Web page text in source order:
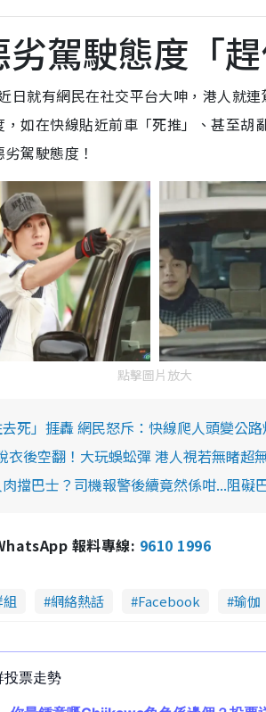
駕駛態度「趕
日就有網民在社交平台大呻，港人就
如在快線貼近前車「死推」、甚至胡
駕駛態度！
點擊圖片放大
死」捱轟 網民怒斥：快線爬人頭變公
後空翻！大玩蜈蚣彈 港人視若無睹超
擋巴士？司機報警後續竟然係咁...阻礙
報料專線: 9610 1996
網絡熱話 Facebook 瑜伽